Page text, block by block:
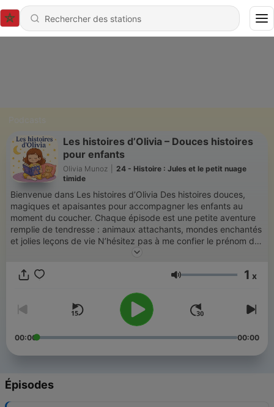
Les histoires d’Olivia – Douces histoires
pour enfants
Olivia Munoz
24 - Histoire : Jules et le petit nuage
timide
Bienvenue dans Les histoires d’Olivia Des histoires douces,
magiques et apaisantes pour accompagner les enfants au
moment du coucher. Chaque épisode est une petite aventure
remplie de tendresse : animaux attachants, mondes enchantés
et jolies leçons de vie N’hésitez pas à me confier le prénom de
votre enfant en commentaire, pour que je puisse lui créer une
Volume 1 x
00:00 00:00
Épisodes